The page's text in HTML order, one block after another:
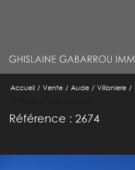
Accueil Vente Aude Villaniere
Référence : 2674